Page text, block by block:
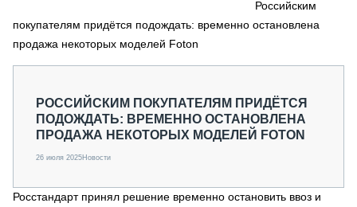
СПЕЦПРОЕКТЫ
МЕРОПРИЯТИЯ
СТАТЬИ ПО КАТЕГОРИЯМ ТЕХНИКИ
Российским
покупателям придётся подождать: временно остановлена
продажа некоторых моделей Foton
РОССИЙСКИМ ПОКУПАТЕЛЯМ ПРИДЁТСЯ
ПОДОЖДАТЬ: ВРЕМЕННО ОСТАНОВЛЕНА
ПРОДАЖА НЕКОТОРЫХ МОДЕЛЕЙ FOTON
26 июля 2025Новости
Росстандарт принял решение временно остановить ввоз и